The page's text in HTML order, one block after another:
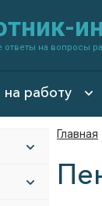
ответы на вопросы
работу
Главная